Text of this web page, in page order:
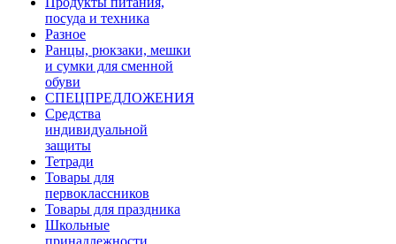
посуда и техника
Разное
Ранцы, рюкзаки, мешки
и сумки для сменной
обуви
СПЕЦПРЕДЛОЖЕНИЯ
Средства
индивидуальной
защиты
Тетради
Товары для
первоклассников
Товары для праздника
Школьные
принадлежности